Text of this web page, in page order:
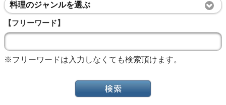
料理のジャンルを選ぶ
【フリーワード】
※フリーワードは入力しなくても検索頂けます。